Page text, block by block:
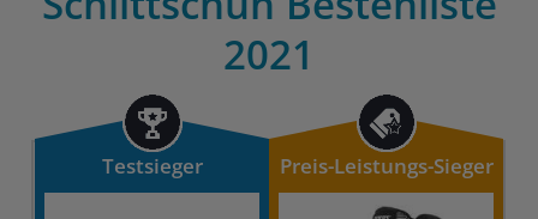
2021
Testsieger Preis-Leistungs-Sieger